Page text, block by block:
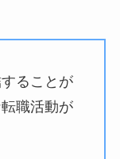
ることが
職活動が